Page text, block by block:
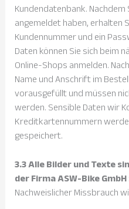
Kundendatenbank. Nachdem
angemeldet haben, erhalten
Kundennummer und ein
Daten können Sie sich beim
Online-Shops anmelden.
Name und Anschrift im
vorausgefüllt und müssen
werden. Sensible Daten wir
Kreditkartennummern
gespeichert.
3.3 Alle Bilder und Texte
der Firma ASW-Bike
Nachweislicher Missbrauch